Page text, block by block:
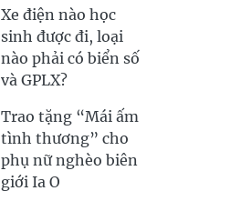
Xe điện nào học
sinh được đi, loại
nào phải có biển số
và GPLX?
Trao tặng “Mái ấm
tình thương” cho
phụ nữ nghèo biên
giới Ia O